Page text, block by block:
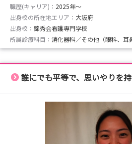
職歴(キャリア)： 2025年〜
出身校の所在地エリア： 大阪府
出身校： 錦秀会看護専門学校
所属診療科目： 消化器科／その他（眼科、耳
誰にでも平等で、思いやりを